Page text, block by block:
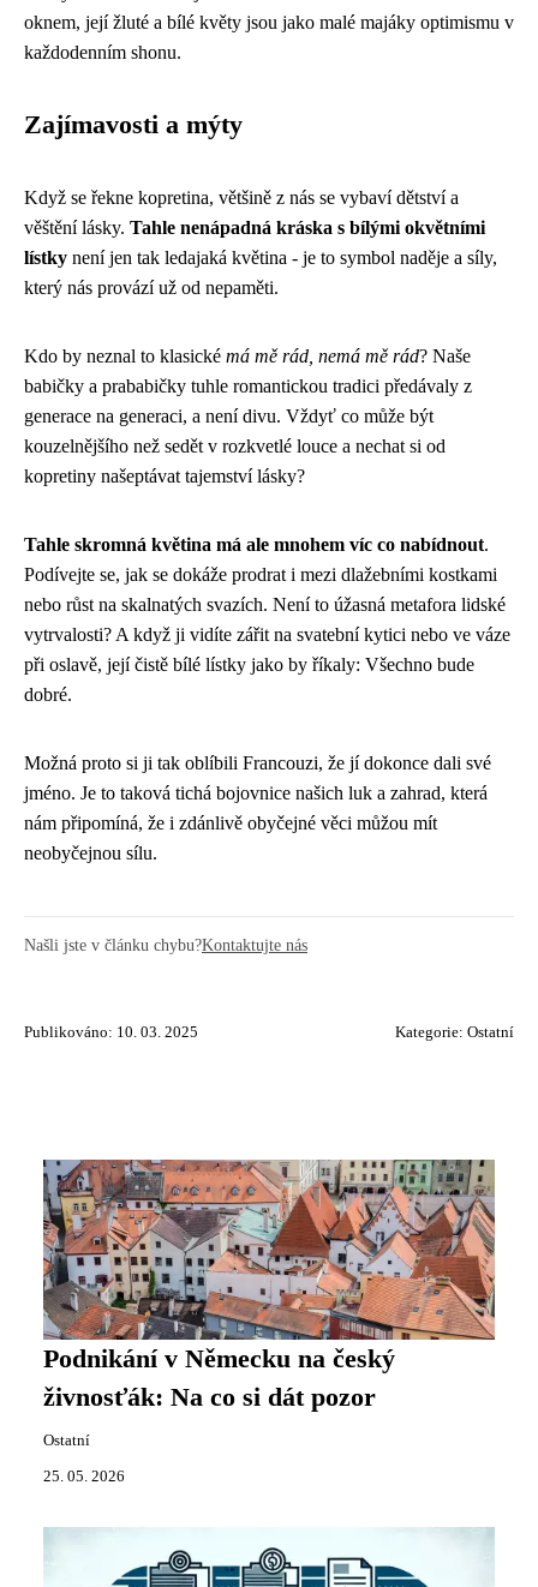
oknem, její žluté a bílé květy jsou jako malé majáky optimismu v
každodenním shonu.
Zajímavosti a mýty
Když se řekne kopretina, většině z nás se vybaví dětství a
věštění lásky. Tahle nenápadná kráska s bílými okvětními
lístky není jen tak ledajaká květina - je to symbol naděje a síly,
který nás provází už od nepaměti.
Kdo by neznal to klasické má mě rád, nemá mě rád? Naše
babičky a prababičky tuhle romantickou tradici předávaly z
generace na generaci, a není divu. Vždyť co může být
kouzelnějšího než sedět v rozkvetlé louce a nechat si od
kopretiny našeptávat tajemství lásky?
Tahle skromná květina má ale mnohem víc co nabídnout.
Podívejte se, jak se dokáže prodrat i mezi dlažebními kostkami
nebo růst na skalnatých svazích. Není to úžasná metafora lidské
vytrvalosti? A když ji vidíte zářit na svatební kytici nebo ve váze
při oslavě, její čistě bílé lístky jako by říkaly: Všechno bude
dobré.
Možná proto si ji tak oblíbili Francouzi, že jí dokonce dali své
jméno. Je to taková tichá bojovnice našich luk a zahrad, která
nám připomíná, že i zdánlivě obyčejné věci můžou mít
neobyčejnou sílu.
Našli jste v článku chybu?Kontaktujte nás
Publikováno: 10. 03. 2025 Kategorie: Ostatní
Podnikání v Německu na český
živnosťák: Na co si dát pozor
Ostatní
25. 05. 2026